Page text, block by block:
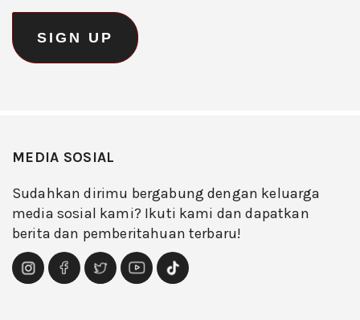
MEDIA SOSIAL
Sudahkan dirimu bergabung dengan keluarga
media sosial kami? Ikuti kami dan dapatkan
berita dan pemberitahuan terbaru!